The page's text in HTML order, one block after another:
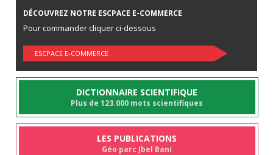
DÉCOUVREZ NOTRE ESCPACE E-COMMERCE
Pour commander cliquer ci-dessous
ESCPACE E-COMMERCE
DICTIONNAIRE SCIENTIFIQUE
Plus de 123.000 mots scientifiques
LES PUBLICATIONS
Géo parc Jbel Bani